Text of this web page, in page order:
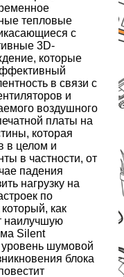
тепловые
с
3D-
которые
в связи с
и
воздушного
платы на
которая
в целом и
в частности, от
падения
нагрузку на
по
как
наилучшую
Silent
уровень шумовой
блока